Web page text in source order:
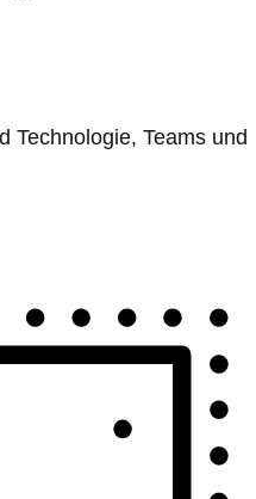
Technologie, Teams und